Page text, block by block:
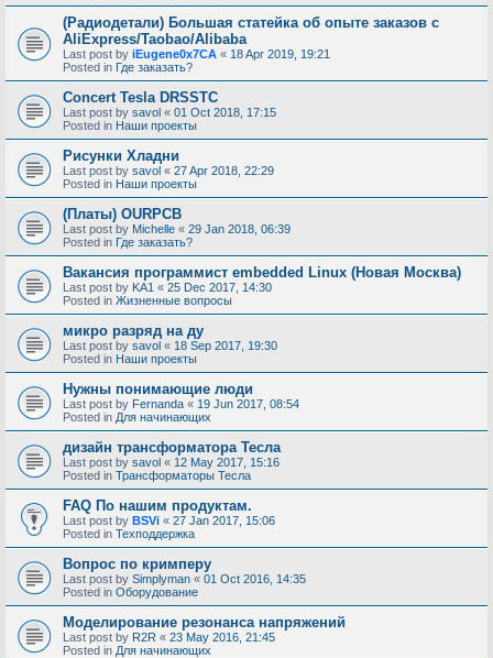
(Радиодетали) Большая статейка об опыте заказов с
AliExpress/Taobao/Alibaba
Last post by iEugene0x7CA « 18 Apr 2019, 19:21
Posted in Где заказать?
Concert Tesla DRSSTC
Last post by savol « 01 Oct 2018, 17:15
Posted in Наши проекты
Рисунки Хладни
Last post by savol « 27 Apr 2018, 22:29
Posted in Наши проекты
(Платы) OURPCB
Last post by Michelle « 29 Jan 2018, 06:39
Posted in Где заказать?
Вакансия программист embedded Linux (Новая Москва)
Last post by KA1 « 25 Dec 2017, 14:30
Posted in Жизненные вопросы
микро разряд на ду
Last post by savol « 18 Sep 2017, 19:30
Posted in Наши проекты
Нужны понимающие люди
Last post by Fernanda « 19 Jun 2017, 08:54
Posted in Для начинающих
дизайн трансформатора Тесла
Last post by savol « 12 May 2017, 15:16
Posted in Трансформаторы Тесла
FAQ По нашим продуктам.
Last post by BSVi « 27 Jan 2017, 15:06
Posted in Техподдержка
Вопрос по кримперу
Last post by Simplyman « 01 Oct 2016, 14:35
Posted in Оборудование
Моделирование резонанса напряжений
Last post by R2R « 23 May 2016, 21:45
Posted in Для начинающих